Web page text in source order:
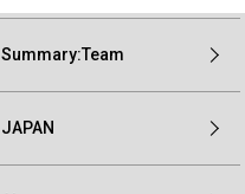
Summary:Team
JAPAN